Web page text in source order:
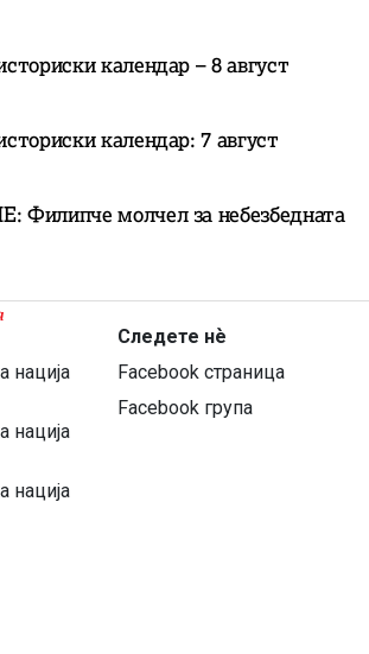
календар – 8 август
календар: 7 август
молчел за небезбедната
нација
нација
нација
Следете нѐ
Facebook страница
Facebook група